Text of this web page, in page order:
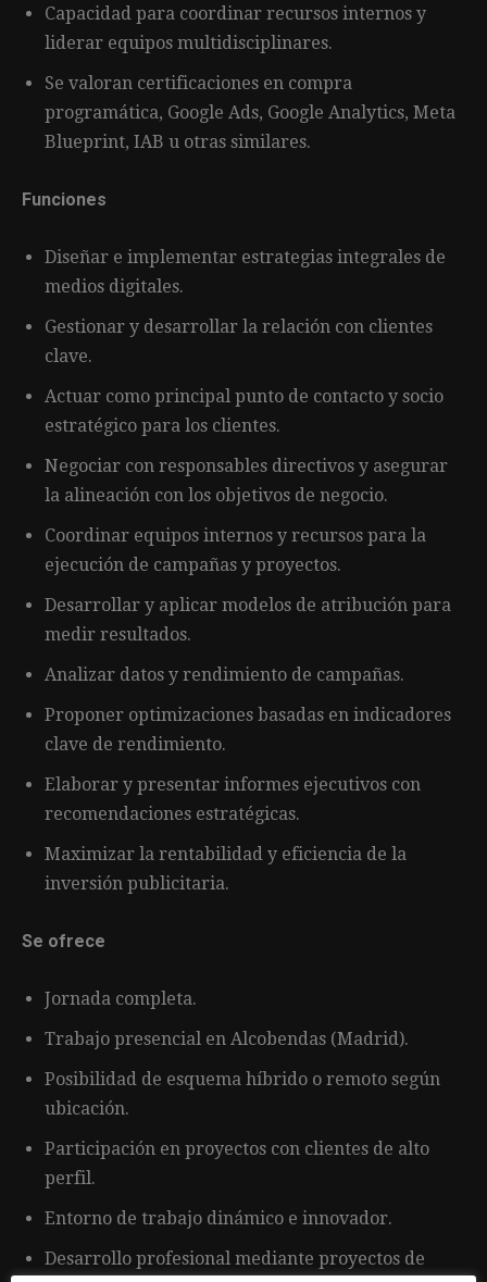
Capacidad para coordinar recursos internos y
liderar equipos multidisciplinares.
Se valoran certificaciones en compra
programática, Google Ads, Google Analytics, Meta
Blueprint, IAB u otras similares.
Funciones
Diseñar e implementar estrategias integrales de
medios digitales.
Gestionar y desarrollar la relación con clientes
clave.
Actuar como principal punto de contacto y socio
estratégico para los clientes.
Negociar con responsables directivos y asegurar
la alineación con los objetivos de negocio.
Coordinar equipos internos y recursos para la
ejecución de campañas y proyectos.
Desarrollar y aplicar modelos de atribución para
medir resultados.
Analizar datos y rendimiento de campañas.
Proponer optimizaciones basadas en indicadores
clave de rendimiento.
Elaborar y presentar informes ejecutivos con
recomendaciones estratégicas.
Maximizar la rentabilidad y eficiencia de la
inversión publicitaria.
Se ofrece
Jornada completa.
Trabajo presencial en Alcobendas (Madrid).
Posibilidad de esquema híbrido o remoto según
ubicación.
Participación en proyectos con clientes de alto
perfil.
Entorno de trabajo dinámico e innovador.
Desarrollo profesional mediante proyectos de